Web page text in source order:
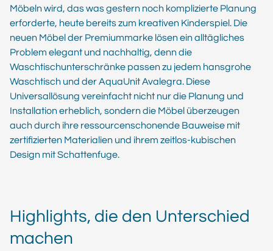
Möbeln wird, das was gestern noch komplizierte Planung
erforderte, heute bereits zum kreativen Kinderspiel. Die
neuen Möbel der Premiummarke lösen ein alltägliches
Problem elegant und nachhaltig, denn die
Waschtischunterschränke passen zu jedem hansgrohe
Waschtisch und der AquaUnit Avalegra. Diese
Universallösung vereinfacht nicht nur die Planung und
Installation erheblich, sondern die Möbel überzeugen
auch durch ihre ressourcenschonende Bauweise mit
zertifizierten Materialien und ihrem zeitlos-kubischen
Design mit Schattenfuge.
Highlights, die den Unterschied
machen